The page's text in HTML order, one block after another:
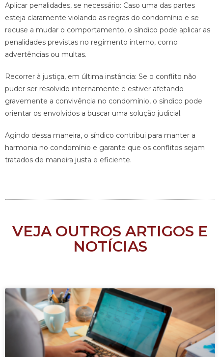
Aplicar penalidades, se necessário: Caso uma das partes
esteja claramente violando as regras do condomínio e se
recuse a mudar o comportamento, o síndico pode aplicar as
penalidades previstas no regimento interno, como
advertências ou multas.
Recorrer à justiça, em última instância: Se o conflito não
puder ser resolvido internamente e estiver afetando
gravemente a convivência no condomínio, o síndico pode
orientar os envolvidos a buscar uma solução judicial.
Agindo dessa maneira, o síndico contribui para manter a
harmonia no condomínio e garante que os conflitos sejam
tratados de maneira justa e eficiente.
VEJA OUTROS ARTIGOS E
NOTÍCIAS